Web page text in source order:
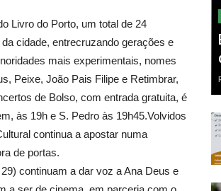
Livro do Porto, um total de 24
cidade, entrecruzando gerações e
mais experimentais, nomes
Peixe, João Pais Filipe e Retimbrar,
de Bolso, com entrada gratuita, é
às 19h e S. Pedro às 19h45.Volvidos
continua a apostar numa
de portas.
continuam a dar voz a Ana Deus e